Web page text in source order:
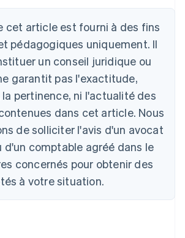
cet article est fourni à des fins
pédagogiques uniquement. Il
un conseil juridique ou
garantit pas l'exactitude,
pertinence, ni l'actualité des
dans cet article. Nous
de solliciter l'avis d'un avocat
comptable agréé dans le
concernés pour obtenir des
à votre situation.
DeutschEnglish